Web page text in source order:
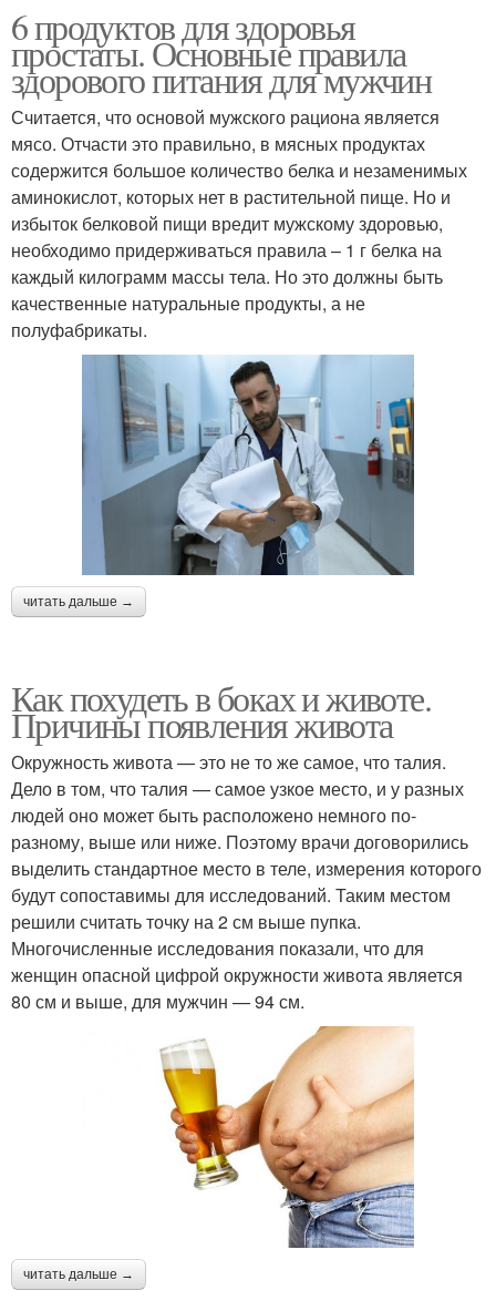
6 продуктов для здоровья
простаты. Основные правила
здорового питания для мужчин
Считается, что основой мужского рациона является
мясо. Отчасти это правильно, в мясных продуктах
содержится большое количество белка и незаменимых
аминокислот, которых нет в растительной пище. Но и
избыток белковой пищи вредит мужскому здоровью,
необходимо придерживаться правила – 1 г белка на
каждый килограмм массы тела. Но это должны быть
качественные натуральные продукты, а не
полуфабрикаты.
читать дальше →
Как похудеть в боках и животе.
Причины появления живота
Окружность живота — это не то же самое, что талия.
Дело в том, что талия — самое узкое место, и у разных
людей оно может быть расположено немного по-
разному, выше или ниже. Поэтому врачи договорились
выделить стандартное место в теле, измерения которого
будут сопоставимы для исследований. Таким местом
решили считать точку на 2 см выше пупка.
Многочисленные исследования показали, что для
женщин опасной цифрой окружности живота является
80 см и выше, для мужчин — 94 см.
читать дальше →